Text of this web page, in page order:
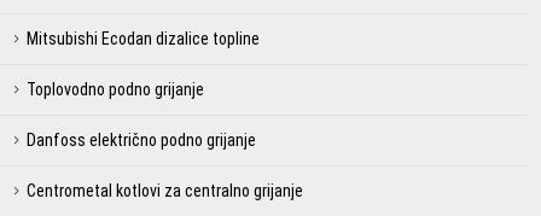
Mitsubishi Ecodan dizalice topline
Toplovodno podno grijanje
Danfoss električno podno grijanje
Centrometal kotlovi za centralno grijanje